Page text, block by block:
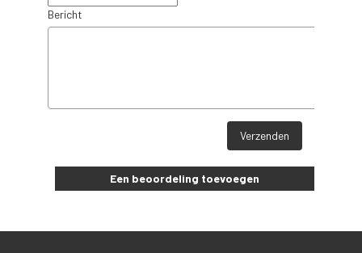
Bericht
Verzenden
Een beoordeling toevoegen